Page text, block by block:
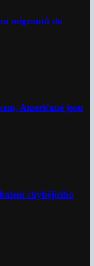
migrantů do
Američané jsou
chybějícího